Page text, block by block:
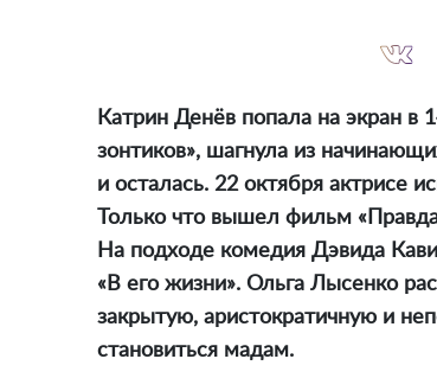
Катрин Денёв попала на экран в
зонтиков», шагнула из
и осталась. 22 октября актрисе
Только что вышел фильм
На подходе комедия Дэвида
«В его жизни». Ольга Лысенко
закрытую, аристократичную и
становиться мадам.